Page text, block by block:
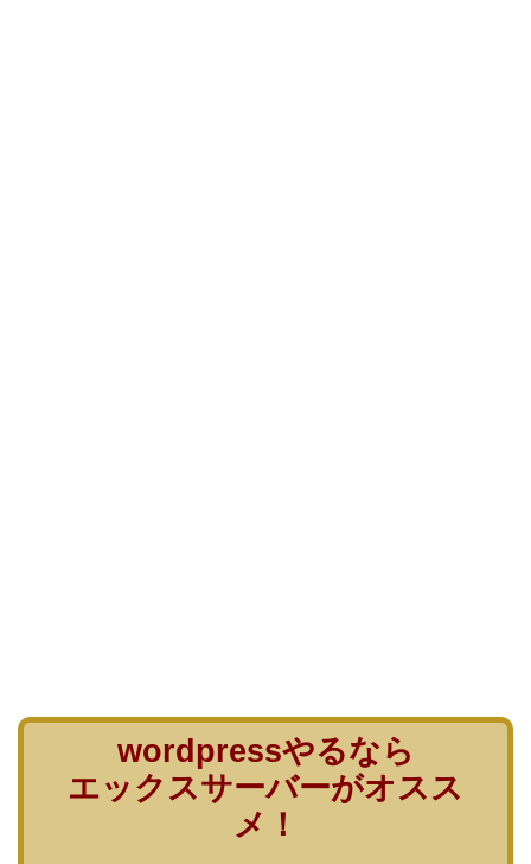
wordpressやるなら
エックスサーバーがオスス
メ！